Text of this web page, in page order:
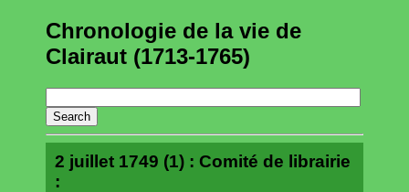
Chronologie de la vie de
Clairaut (1713-1765)
2 juillet 1749 (1) : Comité de librairie
: